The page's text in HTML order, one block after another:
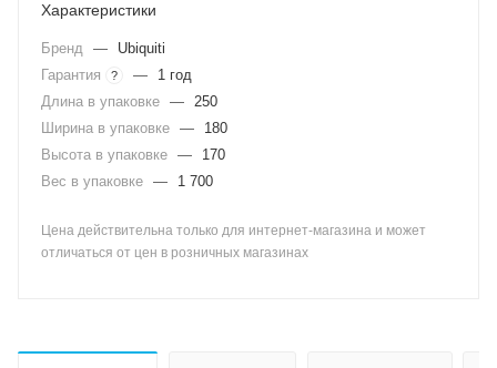
Характеристики
Бренд —
Ubiquiti
Гарантия
? —
1 год
Длина в упаковке — 250
Ширина в упаковке —
180
Высота в упаковке —
170
Вес в упаковке — 1 700
Цена действительна только для интернет-магазина и может
отличаться от цен в розничных магазинах